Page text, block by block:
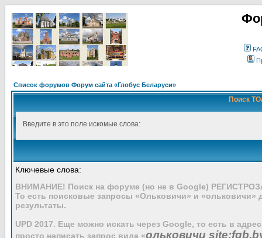
Список форумов Форум сайта «Глобус Беларуси»
Поиск
Введите в это поле искомые слова:
Ключевые слова:
ВНИМАНИЕ! Поиск на форуме (но не в Google)
То есть поисковые запросы «Ольковичи» и «ольковичи»
результаты.
UPD 2017. Еще можно искать через Google, то есть в
просто написать запрос вида «ольковичи